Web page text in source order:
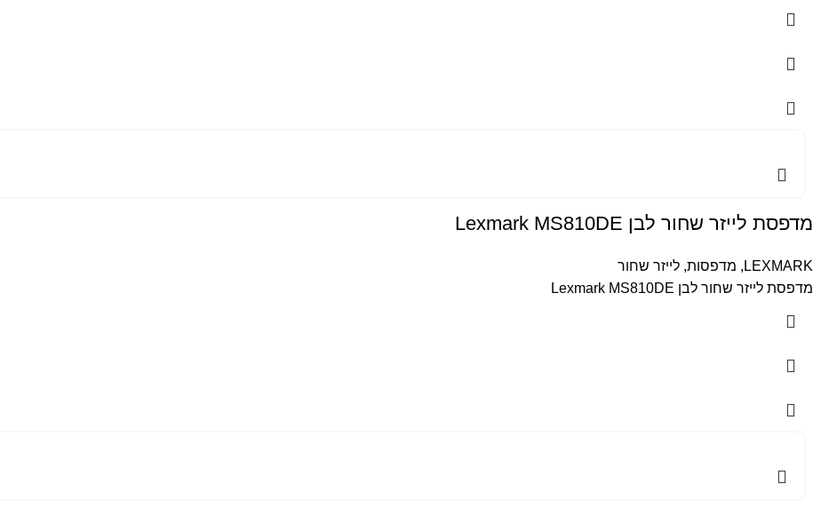
מדפסת לייזר שחור לבן Lexmark MS810DE
LEXMARK
, מדפסות, לייזר שחור
מדפסת לייזר שחור לבן Lexmark MS810DE